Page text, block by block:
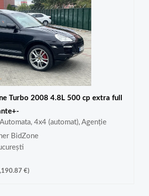
Turbo 2008 4.8L 500 cp extra full
4x4 (automat), Agenție
BidZone
€)